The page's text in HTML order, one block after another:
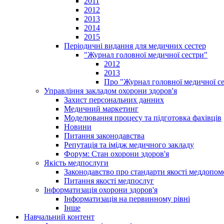
2012
2013
2014
2015
Періодичні видання для медичних сестер
"Журнал головної медичної сестри"
2012
2013
Про "Журнал головної медичної
Управління закладом охорони здоров'я
Захист персональних данних
Медичний маркетинг
Моделювання процесу та підготовка фахівців
Новини
Питання законодавства
Репутація та імідж медичного закладу
Форум: Стан охорони здоров'я
Якість медпослуги
Законодавство про стандарти якості
Питання якості медпослуг
Інформатизація охорони здоров'я
Інформатизація на первинному рівні
Інше
Навчальний контент